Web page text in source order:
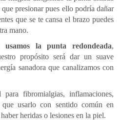
presionar pues ello podría dañar
que se te cansa el brazo puedes
mano.
usamos la punta redondeada,
propósito será dar un suave
sanadora que canalizamos con
fibromialgias, inflamaciones,
que usarlo con sentido común en
heridas o lesiones en la piel.